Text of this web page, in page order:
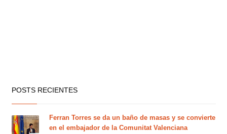
POSTS RECIENTES
Ferran Torres se da un baño de masas y se convierte
en el embajador de la Comunitat Valenciana